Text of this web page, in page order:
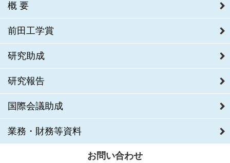
概要
前田工学賞
研究助成
研究報告
国際会議助成
業務・財務等資料
お問い合わせ